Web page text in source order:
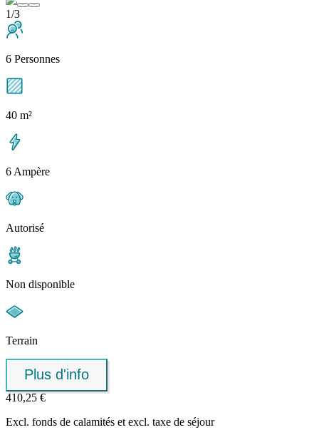
1/3
6 Personnes
40 m²
6 Ampère
Autorisé
Non disponible
Terrain
Plus d'info
410,25 €
Excl. fonds de calamités et excl. taxe de séjour